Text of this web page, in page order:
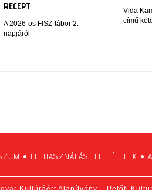
RECEPT
A 2026-os FISZ-tábor 2.
napjáról
Vida
című
• FELHASZNÁLÁSI FELTÉTELEK •